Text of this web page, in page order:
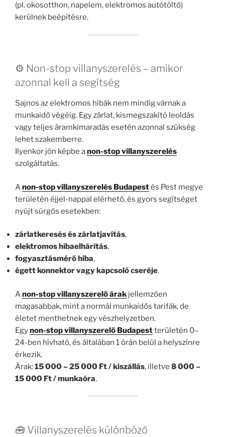
(pl. okosotthon, napelem, elektromos autótöltő)
kerülnek beépítésre.
⚙️ Non-stop villanyszerelés – amikor
azonnal kell a segítség
Sajnos az elektromos hibák nem mindig várnak a
munkaidő végéig. Egy zárlat, kismegszakító leoldás
vagy teljes áramkimaradás esetén azonnal szükség
lehet szakemberre.
Ilyenkor jön képbe anon-stop villanyszerelés
szolgáltatás.
Anon-stop villanyszerelés Budapestés Pest megye
területén éjjel-nappal elérhető, és gyors segítséget
nyújt sürgős esetekben:
zárlatkeresés és zárlatjavítás,
elektromos hibaelhárítás,
fogyasztásmérő hiba,
égett konnektor vagy kapcsoló cseréje.
Anon-stop villanyszerelő árak jellemzően
magasabbak, mint a normál munkaidős tarifák, de
életet menthetnek egy vészhelyzetben.
Egynon-stop villanyszerelő Budapestterületén 0–
24-ben hívható, és általában 1 órán belül a helyszínre
érkezik.
Árak:15 000 – 25 000 Ft / kiszállás, illetve 8 000 –
15 000 Ft / munkaóra.
🧰 Villanyszerelés különböző